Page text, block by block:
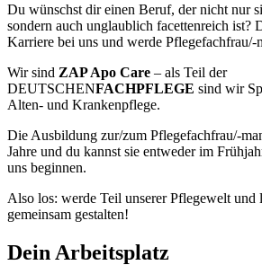
Du wünschst dir einen Beruf, der nicht nur
sondern auch unglaublich facettenreich ist?
Karriere bei uns und werde Pflegefachfrau/-
Wir sind ZAP Apo Care – als Teil der
DEUTSCHENFACHPFLEGE sind wir
Alten- und Krankenpflege.
Die Ausbildung zur/zum Pflegefachfrau/-
Jahre und du kannst sie entweder im
uns beginnen.
Also los: werde Teil unserer Pflegewelt und
gemeinsam gestalten!
Dein Arbeitsplatz